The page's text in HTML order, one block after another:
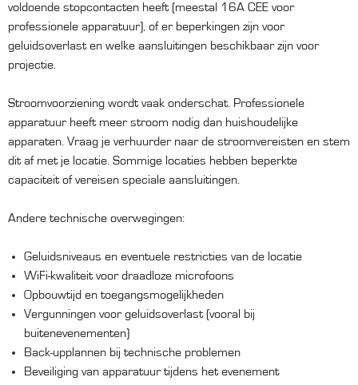
voldoende stopcontacten heeft (meestal 16A CEE voor
professionele apparatuur), of er beperkingen zijn voor
geluidsoverlast en welke aansluitingen beschikbaar zijn voor
projectie.
Stroomvoorziening wordt vaak onderschat. Professionele
apparatuur heeft meer stroom nodig dan huishoudelijke
apparaten. Vraag je verhuurder naar de stroomvereisten en stem
dit af met je locatie. Sommige locaties hebben beperkte
capaciteit of vereisen speciale aansluitingen.
Andere technische overwegingen:
Geluidsniveaus en eventuele restricties van de locatie
WiFi-kwaliteit voor draadloze microfoons
Opbouwtijd en toegangsmogelijkheden
Vergunningen voor geluidsoverlast (vooral bij
buitenevenementen)
Back-upplannen bij technische problemen
Beveiliging van apparatuur tijdens het evenement